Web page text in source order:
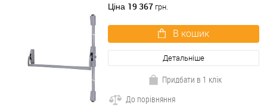
Ціна 19 367 грн.
В кошик
Детальніше
Придбати в 1 клік
До порівняння